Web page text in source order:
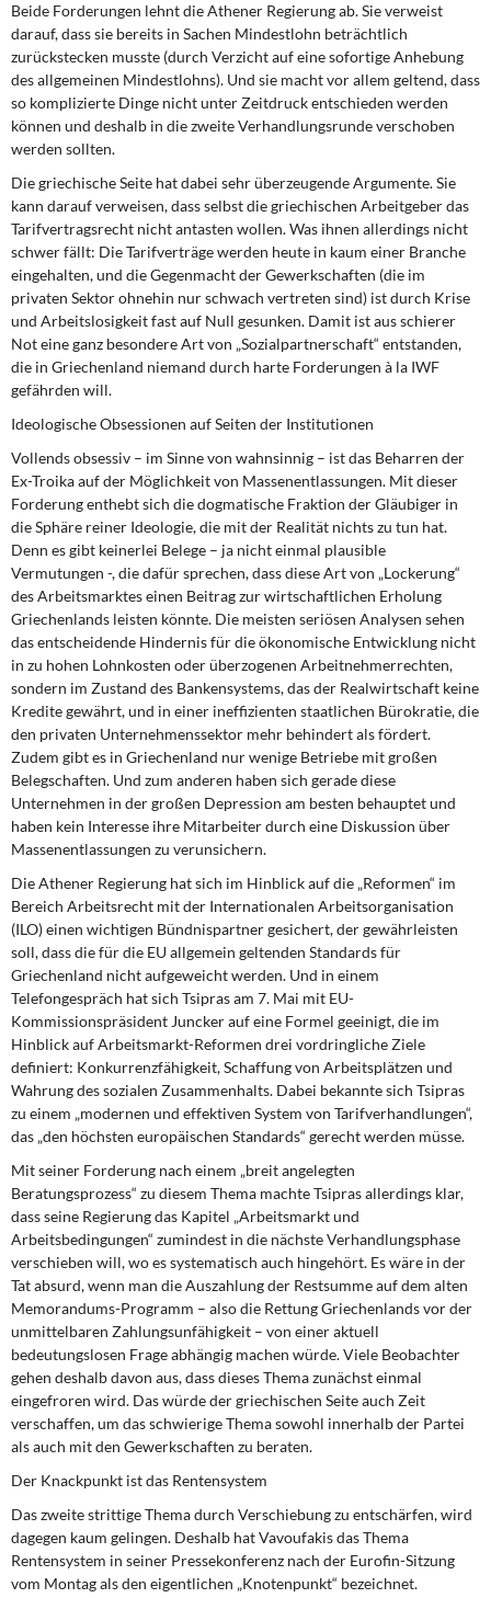
Beide Forderungen lehnt die Athener Regierung ab. Sie verweist
darauf, dass sie bereits in Sachen Mindestlohn beträchtlich
zurückstecken musste (durch Verzicht auf eine sofortige Anhebung
des allgemeinen Mindestlohns). Und sie macht vor allem geltend, dass
so komplizierte Dinge nicht unter Zeitdruck entschieden werden
können und deshalb in die zweite Verhandlungsrunde verschoben
werden sollten.
Die griechische Seite hat dabei sehr überzeugende Argumente. Sie
kann darauf verweisen, dass selbst die griechischen Arbeitgeber das
Tarifvertragsrecht nicht antasten wollen. Was ihnen allerdings nicht
schwer fällt: Die Tarifverträge werden heute in kaum einer Branche
eingehalten, und die Gegenmacht der Gewerkschaften (die im
privaten Sektor ohnehin nur schwach vertreten sind) ist durch Krise
und Arbeitslosigkeit fast auf Null gesunken. Damit ist aus schierer
Not eine ganz besondere Art von „Sozialpartnerschaft“ entstanden,
die in Griechenland niemand durch harte Forderungen à la IWF
gefährden will.
Ideologische Obsessionen auf Seiten der Institutionen
Vollends obsessiv – im Sinne von wahnsinnig – ist das Beharren der
Ex-Troika auf der Möglichkeit von Massenentlassungen. Mit dieser
Forderung enthebt sich die dogmatische Fraktion der Gläubiger in
die Sphäre reiner Ideologie, die mit der Realität nichts zu tun hat.
Denn es gibt keinerlei Belege – ja nicht einmal plausible
Vermutungen -, die dafür sprechen, dass diese Art von „Lockerung“
des Arbeitsmarktes einen Beitrag zur wirtschaftlichen Erholung
Griechenlands leisten könnte. Die meisten seriösen Analysen sehen
das entscheidende Hindernis für die ökonomische Entwicklung nicht
in zu hohen Lohnkosten oder überzogenen Arbeitnehmerrechten,
sondern im Zustand des Bankensystems, das der Realwirtschaft keine
Kredite gewährt, und in einer ineffizienten staatlichen Bürokratie, die
den privaten Unternehmenssektor mehr behindert als fördert.
Zudem gibt es in Griechenland nur wenige Betriebe mit großen
Belegschaften. Und zum anderen haben sich gerade diese
Unternehmen in der großen Depression am besten behauptet und
haben kein Interesse ihre Mitarbeiter durch eine Diskussion über
Massenentlassungen zu verunsichern.
Die Athener Regierung hat sich im Hinblick auf die „Reformen“ im
Bereich Arbeitsrecht mit der Internationalen Arbeitsorganisation
(ILO) einen wichtigen Bündnispartner gesichert, der gewährleisten
soll, dass die für die EU allgemein geltenden Standards für
Griechenland nicht aufgeweicht werden. Und in einem
Telefongespräch hat sich Tsipras am 7. Mai mit EU-
Kommissionspräsident Juncker auf eine Formel geeinigt, die im
Hinblick auf Arbeitsmarkt-Reformen drei vordringliche Ziele
definiert: Konkurrenzfähigkeit, Schaffung von Arbeitsplätzen und
Wahrung des sozialen Zusammenhalts. Dabei bekannte sich Tsipras
zu einem „modernen und effektiven System von Tarifverhandlungen“,
das „den höchsten europäischen Standards“ gerecht werden müsse.
Mit seiner Forderung nach einem „breit angelegten
Beratungsprozess“ zu diesem Thema machte Tsipras allerdings klar,
dass seine Regierung das Kapitel „Arbeitsmarkt und
Arbeitsbedingungen“ zumindest in die nächste Verhandlungsphase
verschieben will, wo es systematisch auch hingehört. Es wäre in der
Tat absurd, wenn man die Auszahlung der Restsumme auf dem alten
Memorandums-Programm – also die Rettung Griechenlands vor der
unmittelbaren Zahlungsunfähigkeit – von einer aktuell
bedeutungslosen Frage abhängig machen würde. Viele Beobachter
gehen deshalb davon aus, dass dieses Thema zunächst einmal
eingefroren wird. Das würde der griechischen Seite auch Zeit
verschaffen, um das schwierige Thema sowohl innerhalb der Partei
als auch mit den Gewerkschaften zu beraten.
Der Knackpunkt ist das Rentensystem
Das zweite strittige Thema durch Verschiebung zu entschärfen, wird
dagegen kaum gelingen. Deshalb hat Vavoufakis das Thema
Rentensystem in seiner Pressekonferenz nach der Eurofin-Sitzung
vom Montag als den eigentlichen „Knotenpunkt“ bezeichnet.